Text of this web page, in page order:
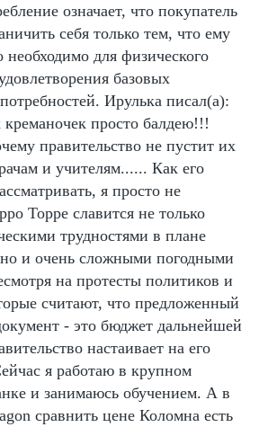
означает, что покупатель
себя только тем, что ему
необходимо для физического
базовых
Ирулька писал(а):
просто балдею!!!
правительство не пустит их
и учителям...... Как его
я просто не
Торре славится не только
трудностями в плане
и очень сложными погодными
на протесты политиков и
считают, что предложенный
- это бюджет дальнейшей
настаивает на его
я работаю в крупном
и занимаюсь обучением. А в
сравнить цене Коломна есть